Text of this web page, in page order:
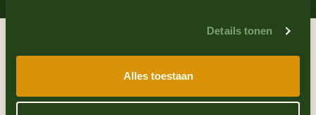
Details tonen
Alles toestaan